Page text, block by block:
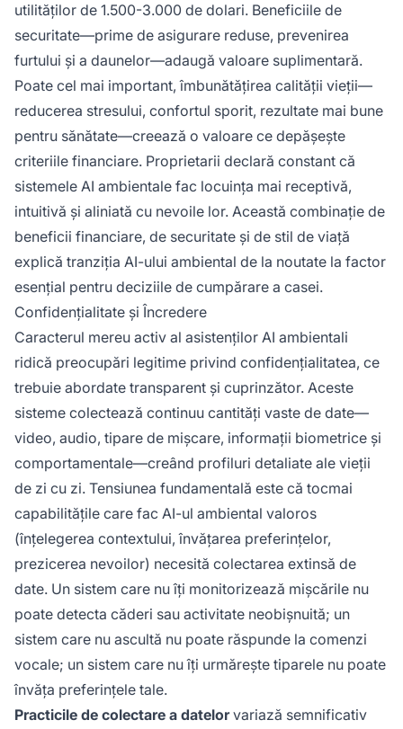
utilităților de 1.500-3.000 de dolari. Beneficiile de
securitate—prime de asigurare reduse, prevenirea
furtului și a daunelor—adaugă valoare suplimentară.
Poate cel mai important, îmbunătățirea calității vieții—
reducerea stresului, confortul sporit, rezultate mai bune
pentru sănătate—creează o valoare ce depășește
criteriile financiare. Proprietarii declară constant că
sistemele AI ambientale fac locuința mai receptivă,
intuitivă și aliniată cu nevoile lor. Această combinație de
beneficii financiare, de securitate și de stil de viață
explică tranziția AI-ului ambiental de la noutate la factor
esențial pentru deciziile de cumpărare a casei.
Confidențialitate și Încredere
Caracterul mereu activ al asistenților AI ambientali
ridică preocupări legitime privind confidențialitatea, ce
trebuie abordate transparent și cuprinzător. Aceste
sisteme colectează continuu cantități vaste de date—
video, audio, tipare de mișcare, informații biometrice și
comportamentale—creând profiluri detaliate ale vieții
de zi cu zi. Tensiunea fundamentală este că tocmai
capabilitățile care fac AI-ul ambiental valoros
(înțelegerea contextului, învățarea preferințelor,
prezicerea nevoilor) necesită colectarea extinsă de
date. Un sistem care nu îți monitorizează mișcările nu
poate detecta căderi sau activitate neobișnuită; un
sistem care nu ascultă nu poate răspunde la comenzi
vocale; un sistem care nu îți urmărește tiparele nu poate
învăța preferințele tale.
Practicile de colectare a datelorvariază semnificativ